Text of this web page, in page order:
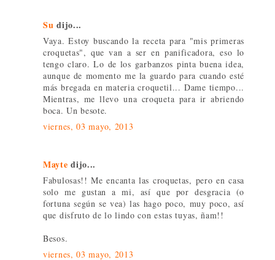
Su dijo...
Vaya. Estoy buscando la receta para "mis primeras
croquetas", que van a ser en panificadora, eso lo
tengo claro. Lo de los garbanzos pinta buena idea,
aunque de momento me la guardo para cuando esté
más bregada en materia croquetil... Dame tiempo...
Mientras, me llevo una croqueta para ir abriendo
boca. Un besote.
viernes, 03 mayo, 2013
Mayte dijo...
Fabulosas!! Me encanta las croquetas, pero en casa
solo me gustan a mi, así que por desgracia (o
fortuna según se vea) las hago poco, muy poco, así
que disfruto de lo lindo con estas tuyas, ñam!!
Besos.
viernes, 03 mayo, 2013